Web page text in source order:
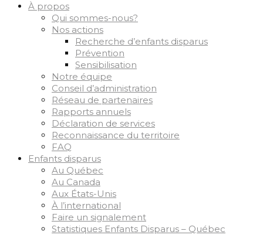
À propos
Qui sommes-nous?
Nos actions
Recherche d’enfants disparus
Prévention
Sensibilisation
Notre équipe
Conseil d’administration
Réseau de partenaires
Rapports annuels
Déclaration de services
Reconnaissance du territoire
FAQ
Enfants disparus
Au Québec
Au Canada
Aux États-Unis
À l’international
Faire un signalement
Statistiques Enfants Disparus – Québec